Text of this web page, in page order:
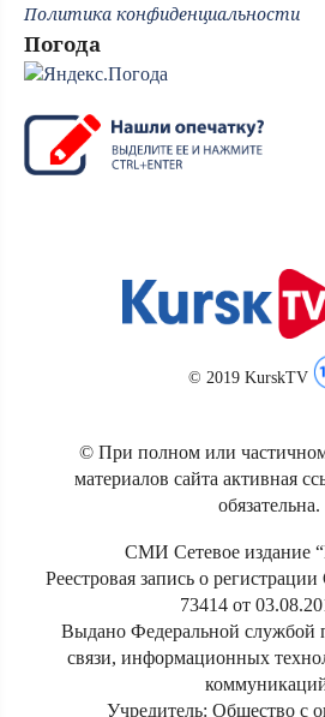
Политика конфиденциальности
Погода
© 2019 KurskTV
© При полном или
материалов сайта активная
обязательна.
СМИ Сетевое издание
Реестровая запись о
73414 от
Выдано Федеральной службой
связи, информационных
Учредитель: Общество с